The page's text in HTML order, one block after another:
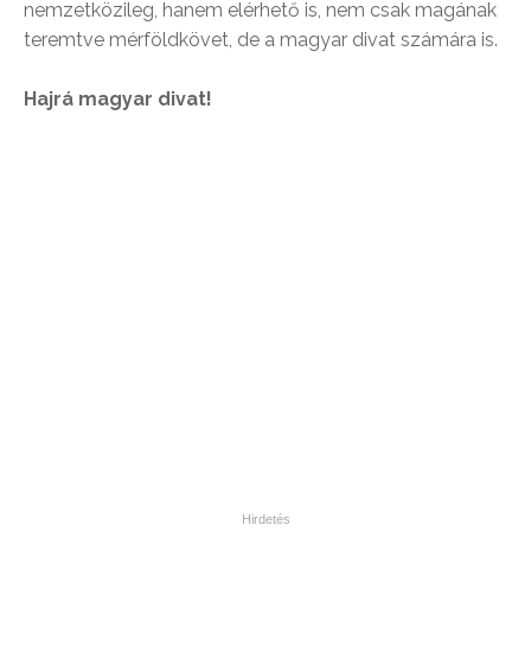
nemzetközileg, hanem elérhető is, nem csak magának
teremtve mérföldkövet, de a magyar divat számára is.
Hajrá magyar divat!